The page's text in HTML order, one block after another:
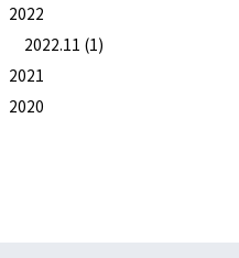
2022
2022.11 (1)
2021
2020